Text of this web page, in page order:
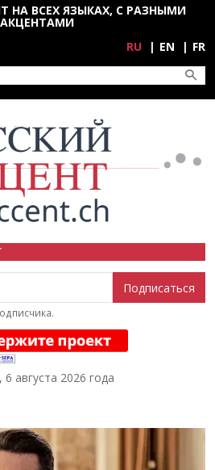
НА ВСЕХ ЯЗЫКАХ, С РАЗНЫМИ
АКЦЕНТАМИ
RU EN FR
6 августа 2026 года